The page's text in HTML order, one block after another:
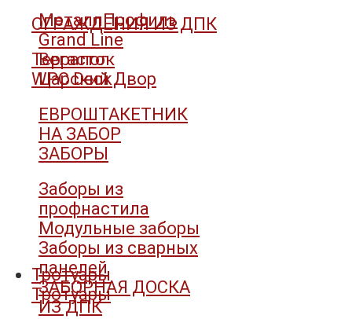
МеталлПрофиль
Grand Line
Вегасток
Царский Двор
ЕВРОШТАКЕТНИК
НА ЗАБОР
ЗАБОРЫ
Заборы из
профнастила
Модульные заборы
Заборы из сварных
панелей
ЗАБОРНАЯ ДОСКА
ИЗ ДПК
ОГРАЖДЕНИЯ ИЗ ДПК
Террапол
WPC Deck
Тротуары
Тротуары